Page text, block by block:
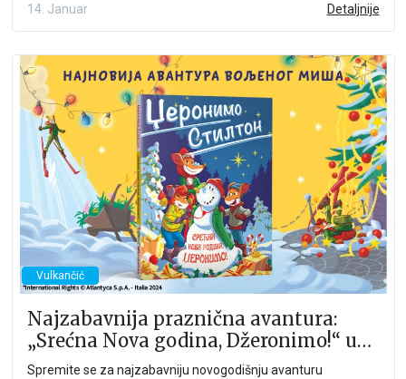
14. Januar
Detaljnije
Vulkančić
Najzabavnija praznična avantura:
„Srećna Nova godina, Džeronimo!“ u
prodaji
Spremite se za najzabavniju novogodišnju avanturu